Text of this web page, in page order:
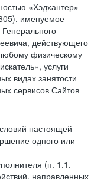
«Хэдхантер»
именуемое
действующего
физическому
услуги
видах занятости
сервисов Сайтов
настоящей
одного или
(п. 1.1.
направленных